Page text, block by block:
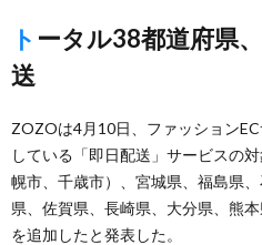
トータル38都道府県、最短で注文当日に発
送
ZOZOは4月10日、ファッション
している「即日配送」サービスの
幌市、千歳市）、宮城県、福島県
県、佐賀県、長崎県、大分県、熊
を追加したと発表した。